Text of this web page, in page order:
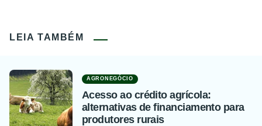
LEIA TAMBÉM
AGRONEGÓCIO
Acesso ao crédito agrícola:
alternativas de financiamento para
produtores rurais